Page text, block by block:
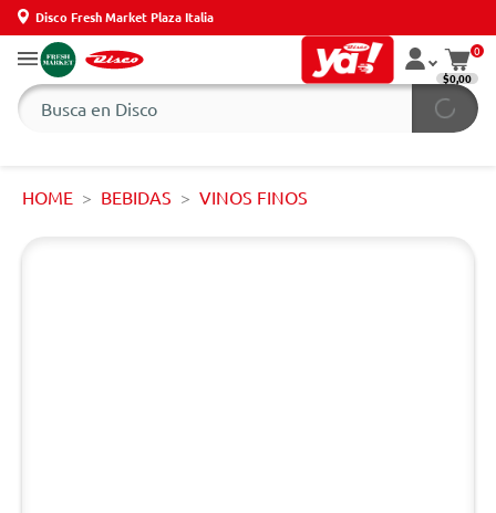
Disco Fresh Market Plaza Italia
0
$0,00
HOME BEBIDAS VINOS FINOS